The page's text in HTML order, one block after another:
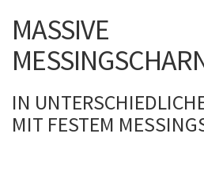
MASSIVE
IN
IT FESTEM